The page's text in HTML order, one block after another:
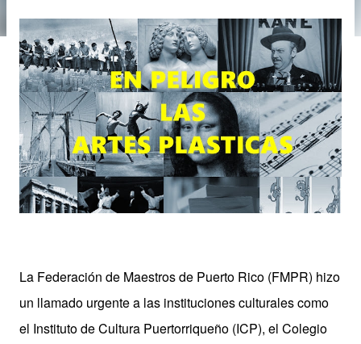
La Federación de Maestros de Puerto Rico (FMPR) hizo
un llamado urgente a las instituciones culturales como
el Instituto de Cultura Puertorriqueño (ICP), el Colegio